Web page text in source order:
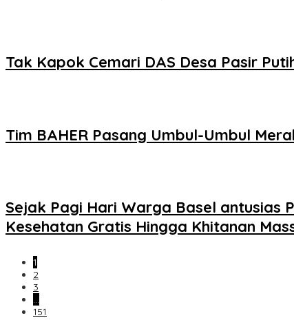
Tak Kapok Cemari DAS Desa Pasir
Tim BAHER Pasang Umbul-Umbul
Sejak Pagi Hari Warga Basel antusias
Kesehatan Gratis Hingga Khitanan
1
2
3
…
151